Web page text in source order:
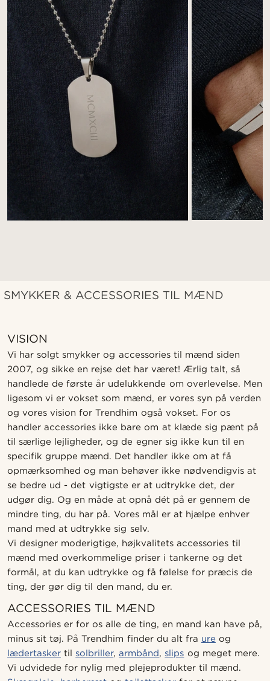
SMYKKER & ACCESSORIES TIL MÆND
VISION
Vi har solgt smykker og accessories til mænd siden
2007, og sikke en rejse det har været! Ærlig talt, så
handlede de første år udelukkende om overlevelse. Men
ligesom vi er vokset som mænd, er vores syn på verden
og vores vision for Trendhim også vokset. For os
handler accessories ikke bare om at klæde sig pænt på
til særlige lejligheder, og de egner sig ikke kun til en
specifik gruppe mænd. Det handler ikke om at få
opmærksomhed og man behøver ikke nødvendigvis at
se bedre ud - det vigtigste er at udtrykke det, der
udgør dig. Og en måde at opnå dét på er gennem de
mindre ting, du har på. Vores mål er at hjælpe enhver
mand med at udtrykke sig selv.
Vi designer moderigtige, højkvalitets accessories til
mænd med overkommelige priser i tankerne og det
formål, at du kan udtrykke og få følelse for præcis de
ting, der gør dig til den mand, du er.
ACCESSORIES TIL MÆND
Accessories er for os alle de ting, en mand kan have på,
minus sit tøj. På Trendhim finder du alt fra ure og
lædertasker til solbriller,armbånd, slips og meget mere.
Vi udvidede for nylig med plejeprodukter til mænd.